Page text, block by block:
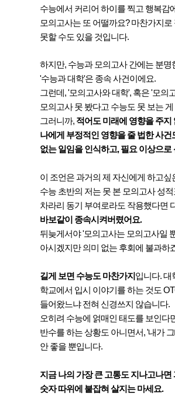
수능에서 커리어 하이를 찍고 행복감
모의고사는 또 어떨까요? 마찬가지
못할 수도 있을 것입니다.
하지만, 수능과 모의고사 간에는 분명
'수능과 대학'은 종속 사건이에요.
그런데, '모의고사와 대학', 혹은 '모의
모의고사 못 봤다고 수능도 못 보는
그러니까, 적어도 미래에 영향을 주
나에게 부정적인 영향을 줄 법한 사
없는 일임을 인식하고, 필요 이상으로
이 조언은 과거의 제 자신에게 하고싶
수능 초반의 저는 못 본 모의고사 성
차라리 동기 부여로라도 작용했다면
바보같이 종속시켜버렸어요.
뒤늦게서야 '모의고사는 모의고사일
아시겠지만 의미 없는 후회에 불과하
길게 보면 수능도 마찬가지 입니다. 대
학교에서 입시 이야기를 하는 것도
들어왔느냐 전혀 신경쓰지 않습니다.
오히려 수능에 얽매인 태도를 보인다
반수를 하는 상황도 아니면서, '내가
안 좋을 뿐입니다.
지금 나의 가장 큰 고통도 지나고나면
숫자 따위에 붙잡혀 살지는 마세요.